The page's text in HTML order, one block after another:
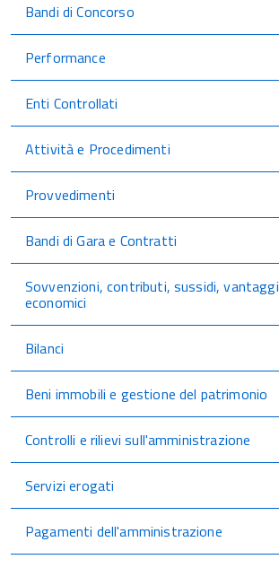
Bandi di Concorso
Performance
Enti Controllati
Attività e Procedimenti
Provvedimenti
Bandi di Gara e Contratti
Sovvenzioni, contributi, sussidi, vantaggi
economici
Bilanci
Beni immobili e gestione del patrimonio
Controlli e rilievi sull'amministrazione
Servizi erogati
Pagamenti dell'amministrazione